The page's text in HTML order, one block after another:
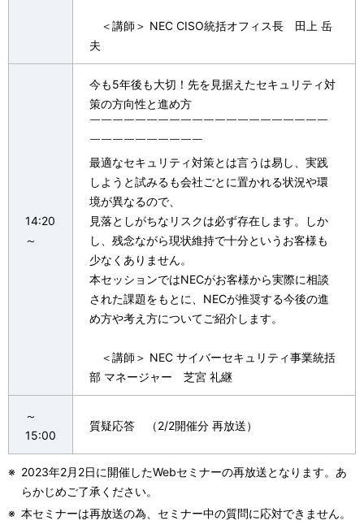
＜講師＞ NEC CISO統括オフィス長 田上 岳
夫
14:20
～
今も5年後も大切！先を見据えたセキュリティ対
策の方向性と進め方
￣￣￣￣￣￣￣￣￣￣￣￣￣￣￣￣￣￣￣￣￣
￣￣￣￣￣￣￣￣￣￣
最適なセキュリティ対策とは言うは易し、実践
しようと試みるも会社ごとに置かれる状況や環
境が異なるので、
見落としがちなリスクは必ず存在します。しか
し、残念ながら現状維持で十分というお客様も
少なくありません。
本セッションではNECがお客様から実際に相談
された課題をもとに、NECが推奨する今後の進
め方や考え方についてご紹介します。
＜講師＞ NEC サイバーセキュリティ事業統括
部 マネージャー 芝宮 礼継
～
15:00
質疑応答 （2/2開催分 再放送）
※ 2023年2月2日に開催したWebセミナーの再放送となります。あ
らかじめご了承ください。
※ 本セミナーは再放送の為、セミナー中の質問に応対できません。